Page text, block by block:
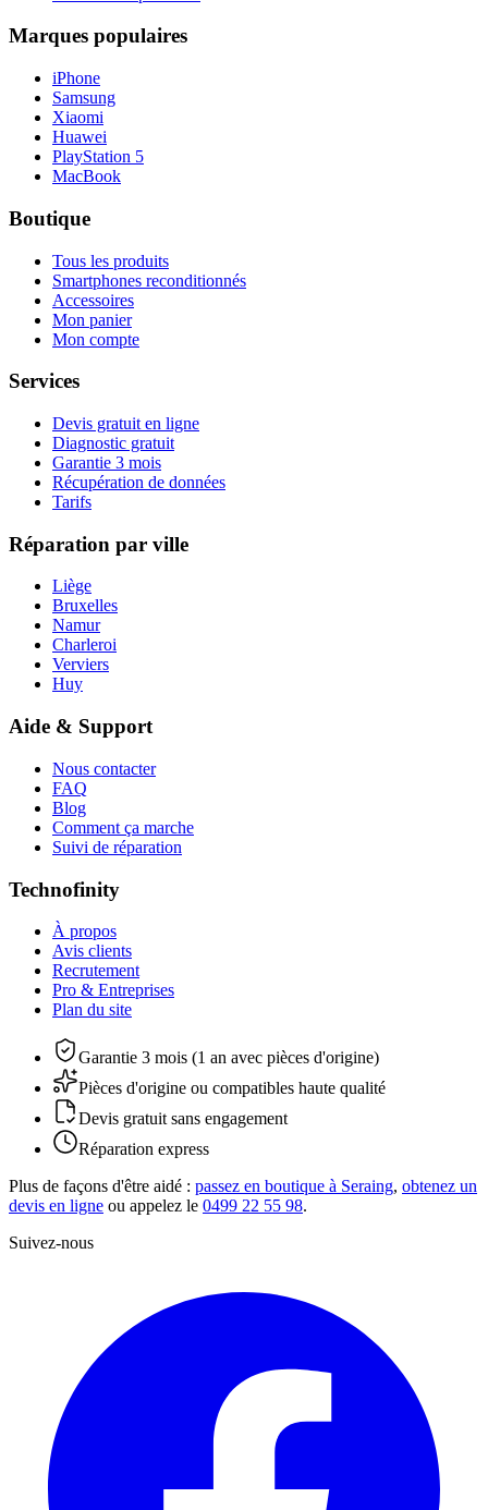
Marques populaires
iPhone
Samsung
Xiaomi
Huawei
PlayStation 5
MacBook
Boutique
Tous les produits
Smartphones reconditionnés
Accessoires
Mon panier
Mon compte
Services
Devis gratuit en ligne
Diagnostic gratuit
Garantie 3 mois
Récupération de données
Tarifs
Réparation par ville
Liège
Bruxelles
Namur
Charleroi
Verviers
Huy
Aide & Support
Nous contacter
FAQ
Blog
Comment ça marche
Suivi de réparation
Technofinity
À propos
Avis clients
Recrutement
Pro & Entreprises
Plan du site
Garantie 3 mois (1 an avec pièces d'origine)
Pièces d'origine ou compatibles haute qualité
Devis gratuit sans engagement
Réparation express
Plus de façons d'être aidé : passez en boutique à Seraing, obtenez un
devis en ligne ou appelez le 0499 22 55 98.
Suivez-nous